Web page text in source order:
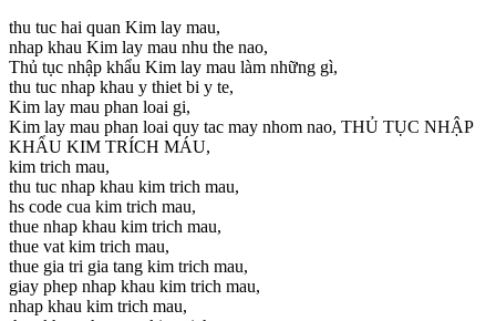
thu tuc hai quan Kim lay mau,
nhap khau Kim lay mau nhu the nao,
Thủ tục nhập khẩu Kim lay mau làm những gì,
thu tuc nhap khau y thiet bi y te,
Kim lay mau phan loai gi,
Kim lay mau phan loai quy tac may nhom nao, THỦ TỤC NHẬP
KHẨU KIM TRÍCH MÁU,
kim trich mau,
thu tuc nhap khau kim trich mau,
hs code cua kim trich mau,
thue nhap khau kim trich mau,
thue vat kim trich mau,
thue gia tri gia tang kim trich mau,
giay phep nhap khau kim trich mau,
nhap khau kim trich mau,